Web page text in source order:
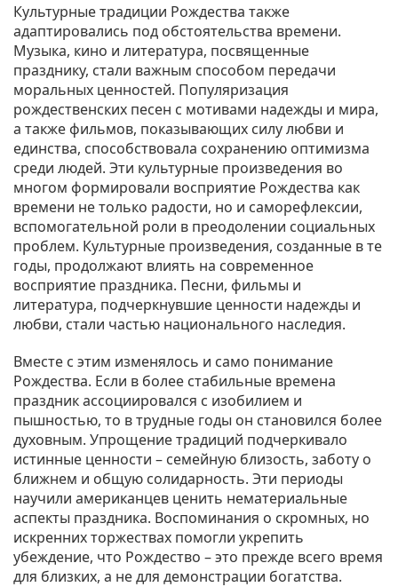
Культурные традиции Рождества также
адаптировались под обстоятельства времени.
Музыка, кино и литература, посвященные
празднику, стали важным способом передачи
моральных ценностей. Популяризация
рождественских песен с мотивами надежды и мира,
а также фильмов, показывающих силу любви и
единства, способствовала сохранению оптимизма
среди людей. Эти культурные произведения во
многом формировали восприятие Рождества как
времени не только радости, но и саморефлексии,
вспомогательной роли в преодолении социальных
проблем. Культурные произведения, созданные в те
годы, продолжают влиять на современное
восприятие праздника. Песни, фильмы и
литература, подчеркнувшие ценности надежды и
любви, стали частью национального наследия.
Вместе с этим изменялось и само понимание
Рождества. Если в более стабильные времена
праздник ассоциировался с изобилием и
пышностью, то в трудные годы он становился более
духовным. Упрощение традиций подчеркивало
истинные ценности – семейную близость, заботу о
ближнем и общую солидарность. Эти периоды
научили американцев ценить нематериальные
аспекты праздника. Воспоминания о скромных, но
искренних торжествах помогли укрепить
убеждение, что Рождество – это прежде всего время
для близких, а не для демонстрации богатства.